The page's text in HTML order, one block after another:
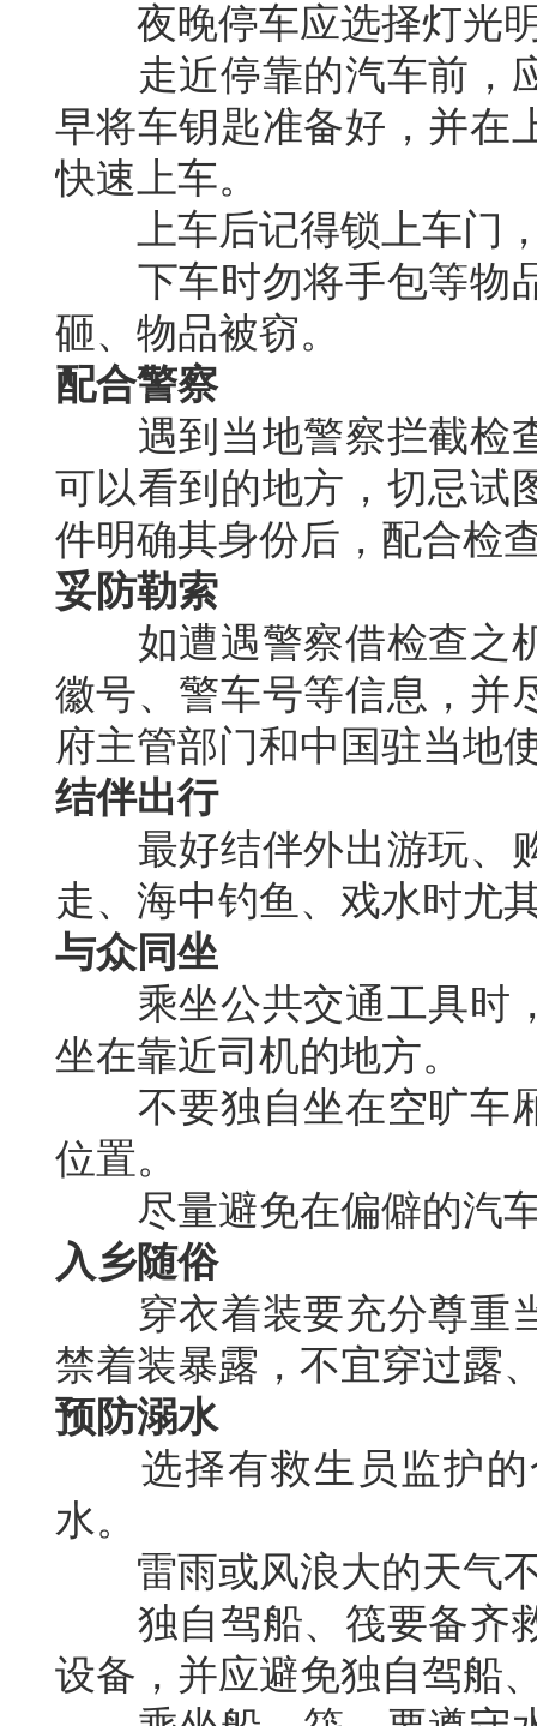
夜晚停车应选择灯光明
走近停靠的汽车前，应
早将车钥匙准备好，并在
快速上车。
上车后记得锁上车门，
下车时勿将手包等物品
砸、物品被窃。
配合警察
遇到当地警察拦截检查
可以看到的地方，切忌试
件明确其身份后，配合检
妥防勒索
如遭遇警察借检查之机
徽号、警车号等信息，并
府主管部门和中国驻当地
结伴出行
最好结伴外出游玩、购
走、海中钓鱼、戏水时尤
与众同坐
乘坐公共交通工具时，
坐在靠近司机的地方。
不要独自坐在空旷车厢
位置。
尽量避免在偏僻的汽车
入乡随俗
穿衣着装要充分尊重当
禁着装暴露，不宜穿过露
预防溺水
选择有救生员监护的
水。
雷雨或风浪大的天气
独自驾船、筏要备齐救
设备，并应避免独自驾船